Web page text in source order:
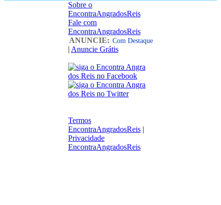
Sobre o
EncontraAngradosReis
Fale com
EncontraAngradosReis
ANUNCIE: Com Destaque
| Anuncie Grátis
Termos
EncontraAngradosReis |
Privacidade
EncontraAngradosReis